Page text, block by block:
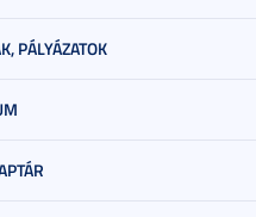
PÁLYÁZATOK